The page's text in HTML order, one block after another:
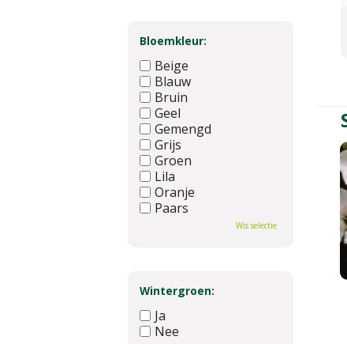
Bloemkleur:
Beige
Blauw
Bruin
Geel
Gemengd
Grijs
Groen
Lila
Oranje
Paars
Wis selectie
Wintergroen:
Ja
Nee